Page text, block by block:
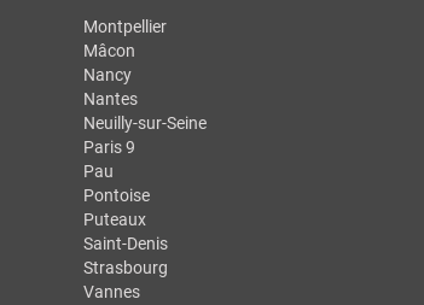
Montpellier
Mâcon
Nancy
Nantes
Neuilly-sur-Seine
Paris 9
Pau
Pontoise
Puteaux
Saint-Denis
Strasbourg
Vannes